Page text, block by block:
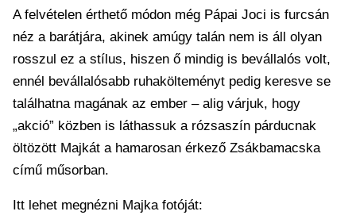
A felvételen érthető módon még Pápai Joci is furcsán
néz a barátjára, akinek amúgy talán nem is áll olyan
rosszul ez a stílus, hiszen ő mindig is bevállalós volt,
ennél bevállalósabb ruhakölteményt pedig keresve se
találhatna magának az ember – alig várjuk, hogy
„akció” közben is láthassuk a rózsaszín párducnak
öltözött Majkát a hamarosan érkező Zsákbamacska
című műsorban.
Itt lehet megnézni Majka fotóját: